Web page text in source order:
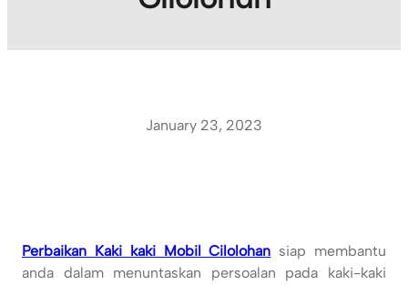
January 23, 2023
Perbaikan Kaki kaki Mobil Cilolohan siap membantu
anda dalam menuntaskan persoalan pada kaki-kaki